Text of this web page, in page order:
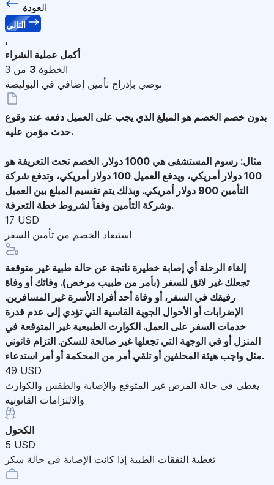
العودة
التالي
,
أكمل عملية الشراء
الخطوة 3 من 3
نوصي بإدراج تأمين إضافي في البوليصة
بدون خصم الخصم هو المبلغ الذي يجب على العميل دفعه عند وقوع
حدث مؤمن عليه.
مثال: رسوم المستشفى هي 1000 دولار. الخصم تحت التعريفة هو
100 دولار أمريكي، ويدفع العميل 100 دولار أمريكي، وتدفع شركة
التأمين 900 دولار أمريكي. وبذلك يتم تقسيم المبلغ بين العميل
وشركة التأمين وفقاً لشروط خطة التعرفة.
17 USD
استبعاد الخصم من تأمين السفر
إلغاء الرحلة أي إصابة خطيرة ناتجة عن حالة طبية غير متوقعة
تجعلك غير لائق للسفر (بأمر من طبيب مرخص). وفاتك أو وفاة
رفيقك في السفر، أو وفاة أحد أفراد الأسرة غير المسافرين.
الإضرابات أو الأحوال الجوية القاسية التي تؤدي إلى عدم قدرة
خدمات السفر على العمل. الكوارث الطبيعية غير المتوقعة في
المنزل أو في الوجهة التي تجعلها غير صالحة للسكن. التزام قانوني
مثل واجب هيئة المحلفين أو تلقي أمر من المحكمة أو أمر استدعاء.
49 USD
يغطي في حالة المرض غير المتوقع والإصابة والطقس والكوارث
والالتزامات القانونية
الكحول
5 USD
تغطية النفقات الطبية إذا كانت الإصابة في حالة سكر